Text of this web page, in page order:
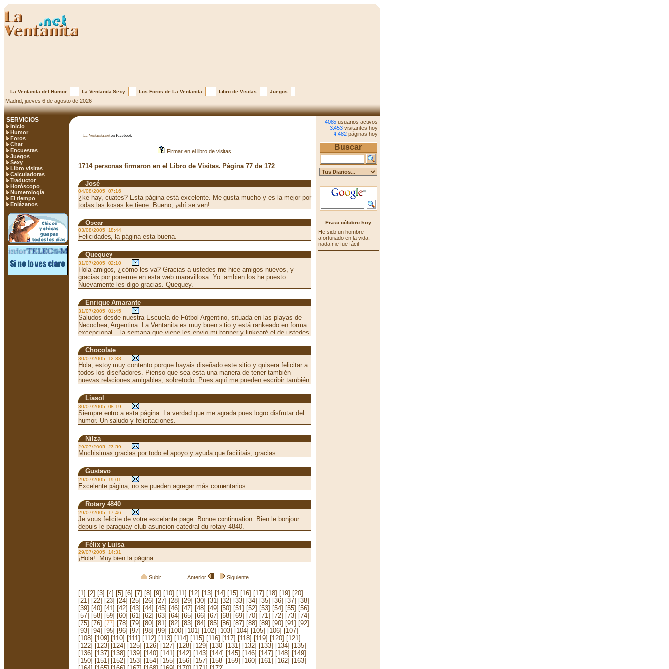
La Ventanita del Humor La Ventanita Sexy Los Foros de La Ventanita Libro de Visitas Juegos
Madrid, jueves 6 de agosto de 2026
SERVICIOS
Inicio
Humor
Foros
Chat
Encuestas
Juegos
Sexy
Libro visitas
Calculadoras
Traductor
Horóscopo
Numerología
El tiempo
Enlázanos
La Ventanita.net on Facebook
Firmar en el libro de visitas
1714 personas firmaron en el Libro de Visitas. Página 77 de 172
José
04/08/2005 07:16
¿ke hay, cuates? Esta página está excelente. Me gusta mucho y es la mejor por
todas las kosas ke tiene. Bueno, ¡ahí se ven!
Oscar
03/08/2005 18:44
Felicidades, la página esta buena.
Quequey
31/07/2005 02:10
Hola amigos, ¿cómo les va? Gracias a ustedes me hice amigos nuevos, y
gracias por ponerme en esta web maravillosa. Yo tambien los he puesto.
Nuevamente les digo gracias. Quequey.
Enrique Amarante
31/07/2005 01:45
Saludos desde nuestra Escuela de Fútbol Argentino, situada en las playas de
Necochea, Argentina. La Ventanita es muy buen sitio y está rankeado en forma
excepcional... la semana que viene les envio mi banner y linkearé el de ustedes.
Chocolate
30/07/2005 12:38
Hola, estoy muy contento porque hayais diseñado este sitio y quisera felicitar a
todos los diseñadores. Pienso que sea ésta una manera de tener también
nuevas relaciones amigables, sobretodo. Pues aquí me pueden escribir también.
Liasol
30/07/2005 08:19
Siempre entro a esta página. La verdad que me agrada pues logro disfrutar del
humor. Un saludo y felicitaciones.
Nilza
29/07/2005 23:59
Muchisimas gracias por todo el apoyo y ayuda que facilitais, gracias.
Gustavo
29/07/2005 19:01
Excelente página, no se pueden agregar más comentarios.
Rotary 4840
29/07/2005 17:46
Je vous felicite de votre excelante page. Bonne continuation. Bien le bonjour
depuis le paraguay club asuncion catedral du rotary 4840.
Félix y Luisa
29/07/2005 14:31
¡Hola!. Muy bien la página.
Subir Anterior Siguiente
[1] [2] [3] [4] [5] [6] [7] [8] [9] [10] [11] [12] [13] [14] [15] [16] [17] [18] [19] [20]
[21] [22] [23] [24] [25] [26] [27] [28] [29] [30] [31] [32] [33] [34] [35] [36] [37] [38]
[39] [40] [41] [42] [43] [44] [45] [46] [47] [48] [49] [50] [51] [52] [53] [54] [55] [56]
[57] [58] [59] [60] [61] [62] [63] [64] [65] [66] [67] [68] [69] [70] [71] [72] [73] [74]
[75] [76] [77] [78] [79] [80] [81] [82] [83] [84] [85] [86] [87] [88] [89] [90] [91] [92]
[93] [94] [95] [96] [97] [98] [99] [100] [101] [102] [103] [104] [105] [106] [107]
[108] [109] [110] [111] [112] [113] [114] [115] [116] [117] [118] [119] [120] [121]
[122] [123] [124] [125] [126] [127] [128] [129] [130] [131] [132] [133] [134] [135]
[136] [137] [138] [139] [140] [141] [142] [143] [144] [145] [146] [147] [148] [149]
[150] [151] [152] [153] [154] [155] [156] [157] [158] [159] [160] [161] [162] [163]
4085 usuarios activos
3.453 visitantes hoy
4.482 páginas hoy
Buscar
Frase célebre hoy
He sido un hombre
afortunado en la vida;
nada me fue fácil